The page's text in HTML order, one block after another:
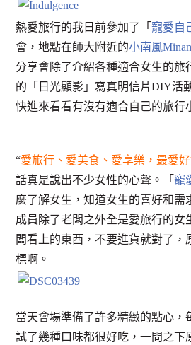
熱愛旅行的我日前參加了「寵愛自
會，地點在師大附近的小南風
分享會除了介紹各種適合女生的旅
的「日光顯影」寫真明信片DIY活
快進來看看有沒有適合自己的旅行
“愛旅行、愛美食、愛享樂，最愛
話真是說出不少女性的心聲。「寵
麼了解女生，知道女生的喜好和需
成員除了老闆之外全是愛旅行的女
闆看上的東西，不要進貨就對了，
標啊。
當天會場準備了許多精緻的點心，
試了幾種口味都很好吃，一問之下